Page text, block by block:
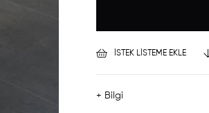
İSTEK LISTEME EKLE
+ Bilgi